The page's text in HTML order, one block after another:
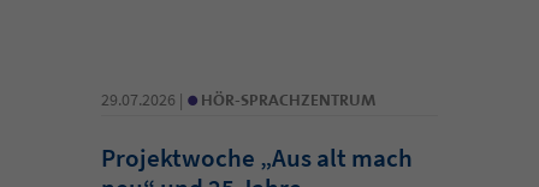
29.07.2026 | • HÖR-SPRACHZENTRUM
Projektwoche „Aus alt mach